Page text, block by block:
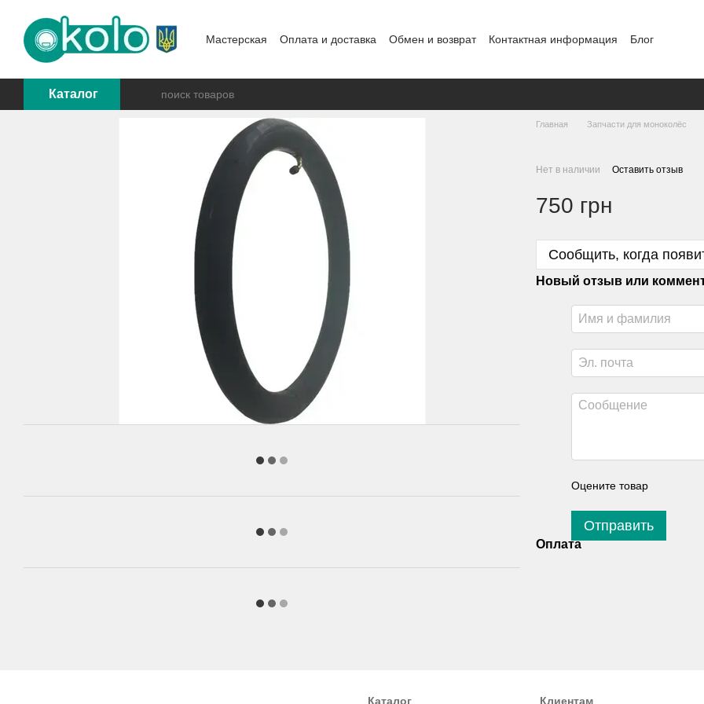
Мастерская Оплата и доставка Обмен и возврат Контактная информация Блог
Каталог
Главная Запчасти для моноколёс
Нет в наличии Оставить отзыв
750 грн
Сообщить, когда
Новый отзыв или
Оцените товар
Отправить
Оплата
Каталог Клиентам